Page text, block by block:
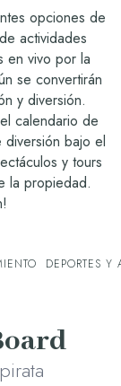
opciones de
actividades
en vivo por la
se convertirán
y diversión.
calendario de
bajo el
y tours
la propiedad.
DEPORTES Y